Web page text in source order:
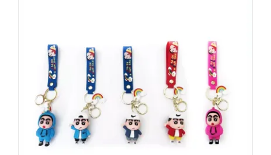
may
chosen
on
the
product